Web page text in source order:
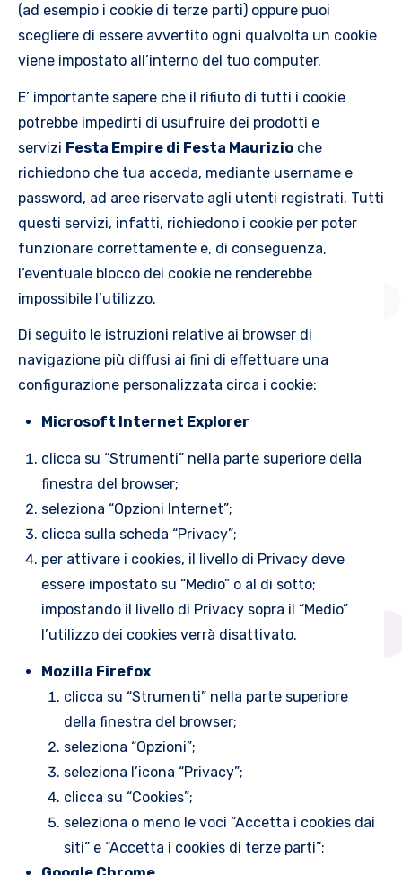
(ad esempio i cookie di terze parti) oppure puoi
scegliere di essere avvertito ogni qualvolta un cookie
viene impostato all’interno del tuo computer.
E’ importante sapere che il rifiuto di tutti i cookie
potrebbe impedirti di usufruire dei prodotti e
servizi Festa Empire di Festa Maurizio che
richiedono che tua acceda, mediante username e
password, ad aree riservate agli utenti registrati. Tutti
questi servizi, infatti, richiedono i cookie per poter
funzionare correttamente e, di conseguenza,
l’eventuale blocco dei cookie ne renderebbe
impossibile l’utilizzo.
Di seguito le istruzioni relative ai browser di
navigazione più diffusi ai fini di effettuare una
configurazione personalizzata circa i cookie:
Microsoft Internet Explorer
clicca su “Strumenti” nella parte superiore della
finestra del browser;
seleziona “Opzioni Internet”;
clicca sulla scheda “Privacy”;
per attivare i cookies, il livello di Privacy deve
essere impostato su “Medio” o al di sotto;
impostando il livello di Privacy sopra il “Medio”
l’utilizzo dei cookies verrà disattivato.
Mozilla Firefox
clicca su “Strumenti” nella parte superiore
della finestra del browser;
seleziona “Opzioni”;
seleziona l’icona “Privacy”;
clicca su “Cookies”;
seleziona o meno le voci “Accetta i cookies dai
siti” e “Accetta i cookies di terze parti”;